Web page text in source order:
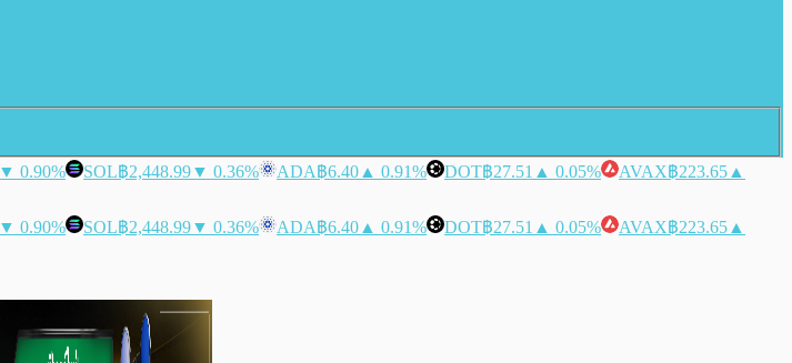
▼ 0.90% SOL฿2,448.99▼ 0.36% ADA฿6.40 ▲ 0.91% DOT฿27.51 ▲ 0.05% AVAX฿223.65 ▲
▼ 0.90% SOL฿2,448.99▼ 0.36% ADA฿6.40 ▲ 0.91% DOT฿27.51 ▲ 0.05% AVAX฿223.65 ▲